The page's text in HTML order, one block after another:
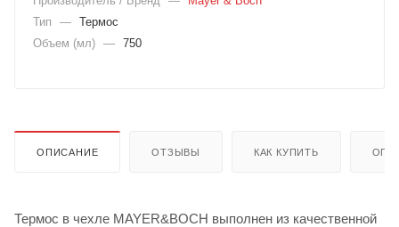
Тип
— Термос
Объем (мл) — 750
ОПИСАНИЕ ОТЗЫВЫ КАК КУПИТЬ
Термос в чехле MAYER&BOCH выполнен из качественной